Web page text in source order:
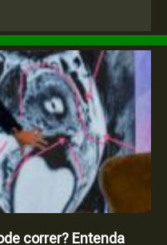
correr? Entenda